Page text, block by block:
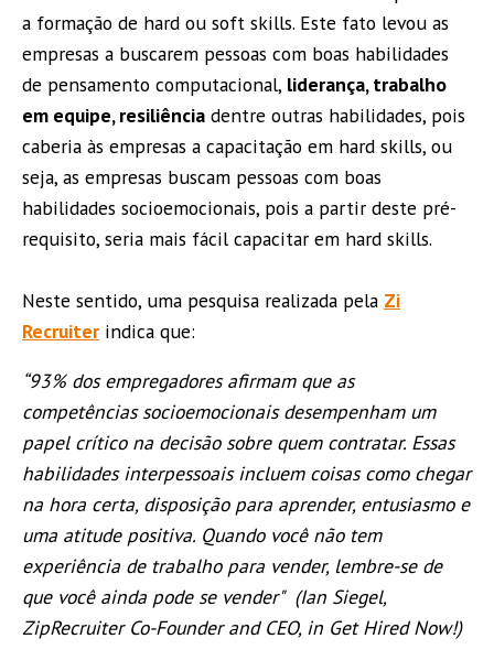
a formação de hard ou soft skills. Este fato levou as
empresas a buscarem pessoas com boas habilidades
de pensamento computacional, liderança, trabalho
em equipe, resiliência dentre outras habilidades, pois
caberia às empresas a capacitação em hard skills, ou
seja, as empresas buscam pessoas com boas
habilidades socioemocionais, pois a partir deste pré-
requisito, seria mais fácil capacitar em hard skills.
Neste sentido, uma pesquisa realizada pela Zi
Recruiterindica que:
“93% dos empregadores afirmam que as
competências socioemocionais desempenham um
papel crítico na decisão sobre quem contratar. Essas
habilidades interpessoais incluem coisas como chegar
na hora certa, disposição para aprender, entusiasmo e
uma atitude positiva. Quando você não tem
experiência de trabalho para vender, lembre-se de
que você ainda pode se vender" (Ian Siegel,
ZipRecruiter Co-Founder and CEO, in Get Hired Now!)